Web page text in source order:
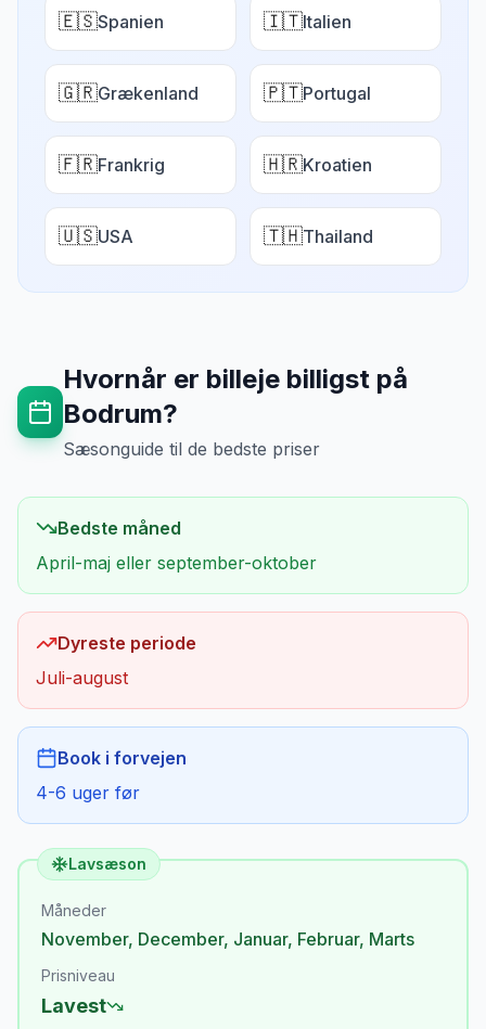
🇪🇸Spanien 🇮🇹Italien
🇬🇷Grækenland 🇵🇹Portugal
🇫🇷Frankrig 🇭🇷Kroatien
🇺🇸USA 🇹🇭Thailand
Hvornår er billeje billigst på
Bodrum?
Sæsonguide til de bedste priser
Bedste måned
April-maj eller september-oktober
Dyreste periode
Juli-august
Book i forvejen
4-6 uger før
Lavsæson
Måneder
November, December, Januar, Februar, Marts
Prisniveau
Lavest